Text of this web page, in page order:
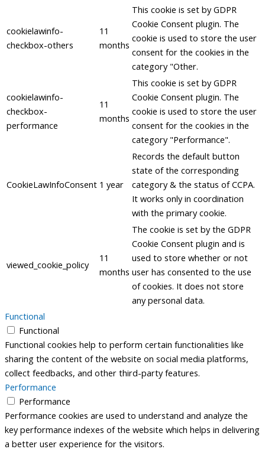
cookielawinfo-
checkbox-others
11
months
This cookie is set by GDPR
Cookie Consent plugin. The
cookie is used to store the user
consent for the cookies in the
category "Other.
cookielawinfo-
checkbox-
performance
11
months
This cookie is set by GDPR
Cookie Consent plugin. The
cookie is used to store the user
consent for the cookies in the
category "Performance".
CookieLawInfoConsent 1 year
Records the default button
state of the corresponding
category & the status of CCPA.
It works only in coordination
with the primary cookie.
viewed_cookie_policy
11
months
The cookie is set by the GDPR
Cookie Consent plugin and is
used to store whether or not
user has consented to the use
of cookies. It does not store
any personal data.
Functional
Functional
Functional cookies help to perform certain functionalities like
sharing the content of the website on social media platforms,
collect feedbacks, and other third-party features.
Performance
Performance
Performance cookies are used to understand and analyze the
key performance indexes of the website which helps in delivering
a better user experience for the visitors.